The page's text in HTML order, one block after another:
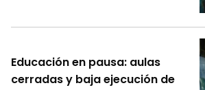
Educación en pausa: aulas
cerradas y baja ejecución de